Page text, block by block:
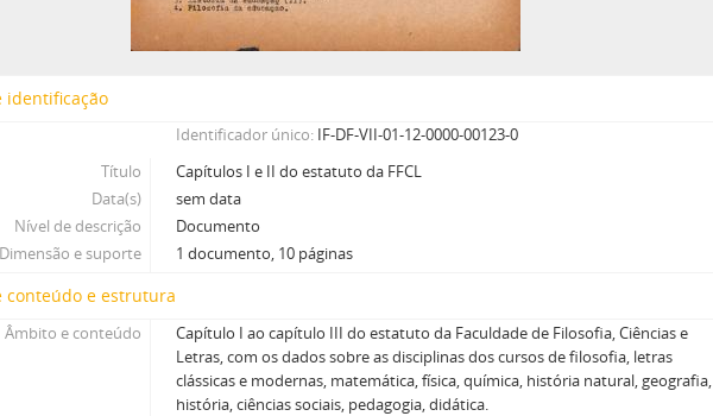
identificação
Identificador único IF-DF-VII-01-12-0000-00123-0
Título
Capítulos I e II do estatuto da FFCL
Data(s)
sem data
Nível de descrição
Documento
Dimensão e suporte
1 documento, 10 páginas
conteúdo e estrutura
Âmbito e conteúdo
Capítulo I ao capítulo III do estatuto da Faculdade de Filosofia, Ciências e
Letras, com os dados sobre as disciplinas dos cursos de filosofia, letras
clássicas e modernas, matemática, física, química, história natural, geografia,
história, ciências sociais, pedagogia, didática.